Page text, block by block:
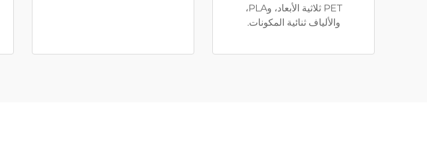
PET ثلاثية الأبعاد، وPLA،
والألياف ثنائية المكونات.